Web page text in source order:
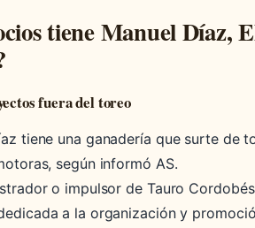
tiene Manuel Díaz,
fuera del toreo
tiene una ganadería que surte de
según informó AS.
o impulsor de Tauro
a la organización y